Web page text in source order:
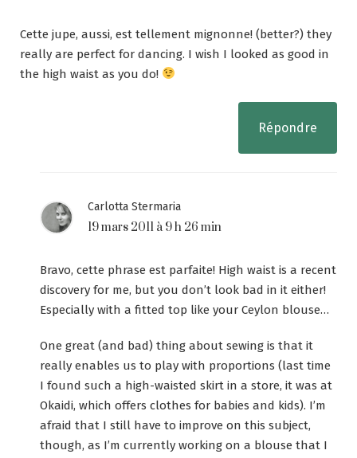
Cette jupe, aussi, est tellement mignonne! (better?) they
really are perfect for dancing. I wish I looked as good in
the high waist as you do!
Répondre
Carlotta Stermaria
19 mars 2011 à 9 h 26 min
Bravo, cette phrase est parfaite! High waist is a recent
discovery for me, but you don’t look bad in it either!
Especially with a fitted top like your Ceylon blouse…
One great (and bad) thing about sewing is that it
really enables us to play with proportions (last time
I found such a high-waisted skirt in a store, it was at
Okaidi, which offers clothes for babies and kids). I’m
afraid that I still have to improve on this subject,
though, as I’m currently working on a blouse that I